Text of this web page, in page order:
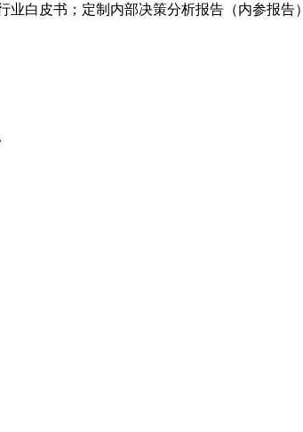
白皮书；定制内部决策分析报告（内参报告）